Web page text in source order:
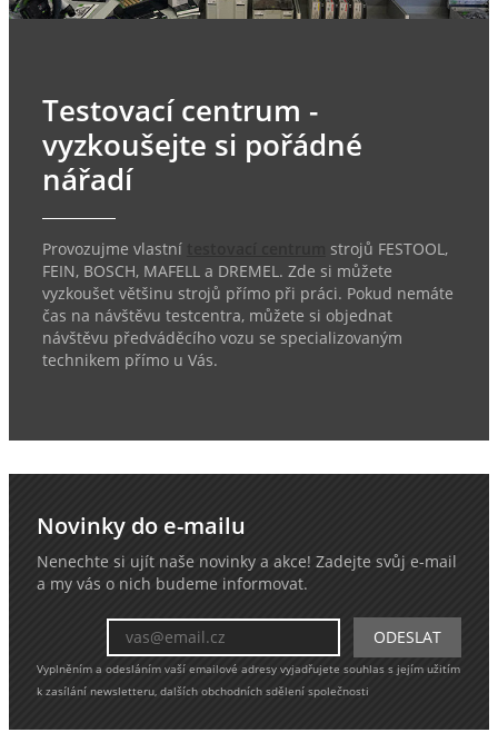
Testovací centrum -
vyzkoušejte si pořádné
nářadí
Provozujme vlastní
strojů FESTOOL,
FEIN, BOSCH, MAFELL a DREMEL. Zde si můžete
vyzkoušet většinu strojů přímo při práci. Pokud nemáte
čas na návštěvu testcentra, můžete si objednat
návštěvu předváděcího vozu se specializovaným
technikem přímo u Vás.
Novinky do e-mailu
Nenechte si ujít naše novinky a akce! Zadejte svůj e-mail
a my vás o nich budeme informovat.
Vyplněním a odesláním vaší emailové adresy vyjadřujete souhlas s jejím užitím
k zasílání newsletteru, dalších obchodních sdělení společnosti